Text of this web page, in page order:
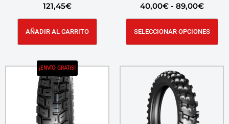
121,45€
AÑADIR AL CARRITO
40,00€ - 89,00€
SELECCIONAR OPCIONES
¡ENVÍO GRATIS!